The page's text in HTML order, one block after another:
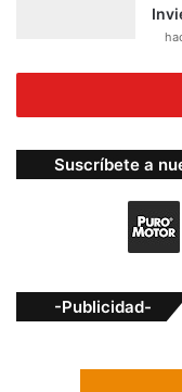
Suscríbete a
-Publicidad-